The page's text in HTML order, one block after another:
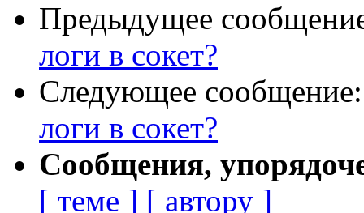
Предыдущее
логи в сокет?
Следующее
логи в сокет?
Сообщения,
[ теме ] [ автору ]